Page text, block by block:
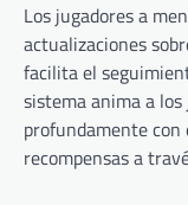
Los jugadores a
actualizaciones
facilita el
sistema anima a
profundamente con
recompensas a